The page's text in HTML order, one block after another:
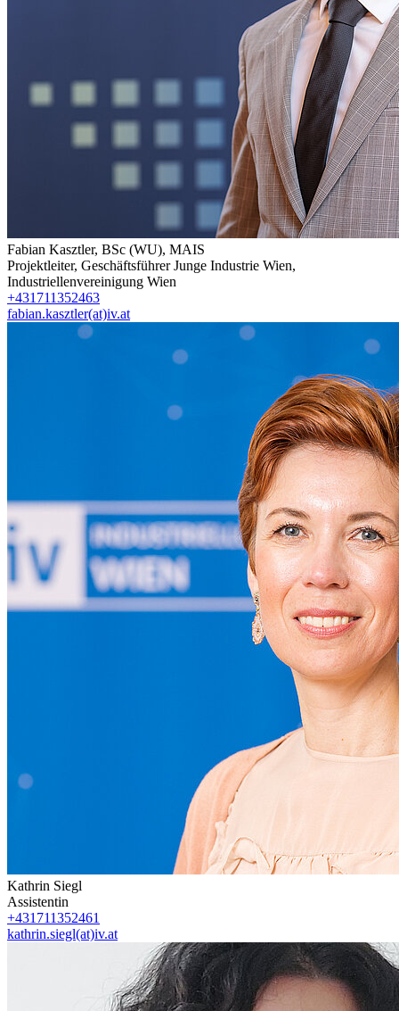
Fabian Kasztler, BSc (WU), MAIS
Projektleiter, Geschäftsführer Junge Industrie Wien,
Industriellenvereinigung Wien
+431711352463
fabian.kasztler(at)iv.at
Kathrin Siegl
Assistentin
+431711352461
kathrin.siegl(at)iv.at